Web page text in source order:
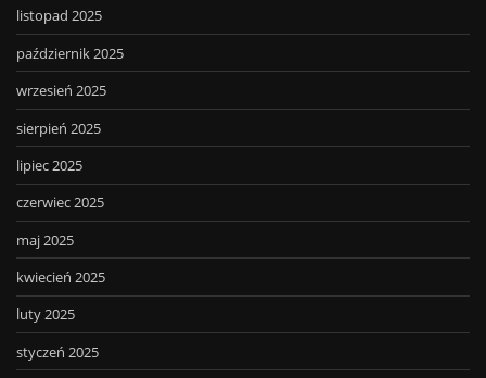
listopad 2025
październik 2025
wrzesień 2025
sierpień 2025
lipiec 2025
czerwiec 2025
maj 2025
kwiecień 2025
luty 2025
styczeń 2025